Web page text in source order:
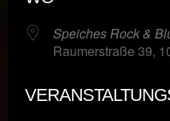
Speiches Rock &
Raumerstraße 39,